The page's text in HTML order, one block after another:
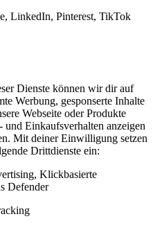
LinkedIn, Pinterest, TikTok
Dienste können wir dir auf
Werbung, gesponserte Inhalte
Webseite oder Produkte
und Einkaufsverhalten anzeigen
Mit deiner Einwilligung setzen
Drittdienste ein:
Klickbasierte
Defender